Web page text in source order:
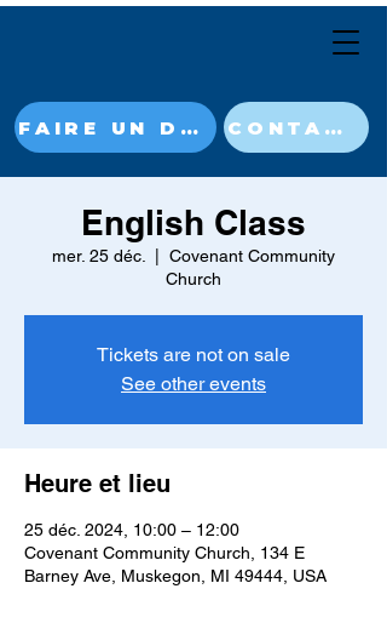
FAIRE UN DON MAINTENANT CONTACT
English Class
mer. 25 déc.
Covenant Community
Church
Tickets are not on sale
See other events
Heure et lieu
25 déc. 2024, 10:00 – 12:00
Covenant Community Church, 134 E
Barney Ave, Muskegon, MI 49444, USA